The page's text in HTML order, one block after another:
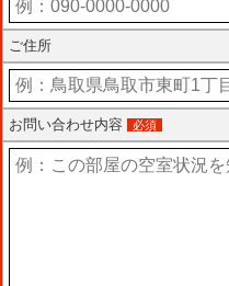
ご住所
お問い合わせ内容 必須